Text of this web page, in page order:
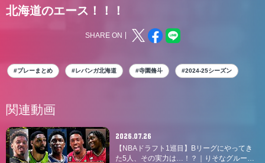
北海道のエース！！！
SHARE ON
#プレーまとめ #レバンガ北海道 #寺園脩斗 #2024-25シーズン
関連動画
2026.07.26
【NBAドラフト1巡目】Bリーグにやってき
た5人、その実力は…！？｜りそなグループ